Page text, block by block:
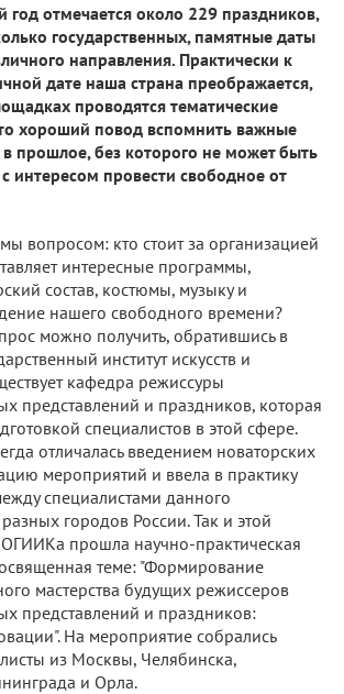
год отмечается около 229 праздников,
государственных, памятные даты
направления. Практически к
дате наша страна преображается,
проводятся тематические
хороший повод вспомнить важные
в прошлое, без которого не может быть
интересом провести свободное от
вопросом: кто стоит за организацией
интересные программы,
состав, костюмы, музыку и
нашего свободного времени?
можно получить, обратившись в
институт искусств и
кафедра режиссуры
представлений и праздников, которая
специалистов в этой сфере.
отличалась введением новаторских
мероприятий и ввела в практику
специалистами данного
городов России. Так и этой
ОГИИКа прошла научно-практическая
теме: "Формирование
мастерства будущих режиссеров
представлений и праздников:
На мероприятие собрались
из Москвы, Челябинска,
и Орла.